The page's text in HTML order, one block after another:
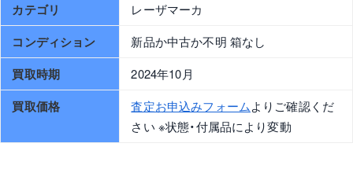
カテゴリ レーザマーカ
コンディション 新品か中古か不明 箱なし
買取時期 2024年10月
買取価格 査定お申込みフォームよりご確認くだ
さい ※状態・付属品により変動